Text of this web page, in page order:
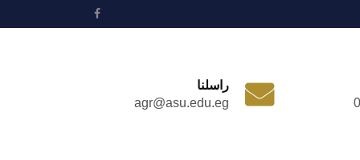
راسلنا
agr@asu.edu.eg